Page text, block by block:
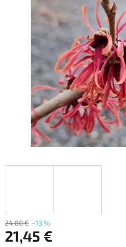
24,80 € –13 %
21,45 €